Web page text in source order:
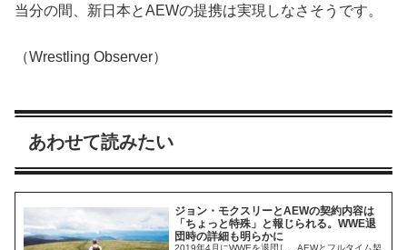
当分の間、新日本とAEWの提携は実現しなさそうです。
（Wrestling Observer）
あわせて読みたい
ジョン・モクスリーとAEWの契約内容は
「ちょっと特殊」と報じられる。WWE退
団時の詳細も明らかに
2019年4月にWWEを退団し、AEWとフルタイム契